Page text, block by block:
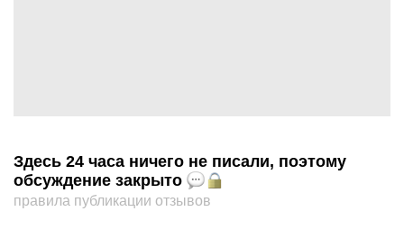
Здесь 24 часа ничего не писали, поэтому
обсуждение закрыто
правила публикации отзывов